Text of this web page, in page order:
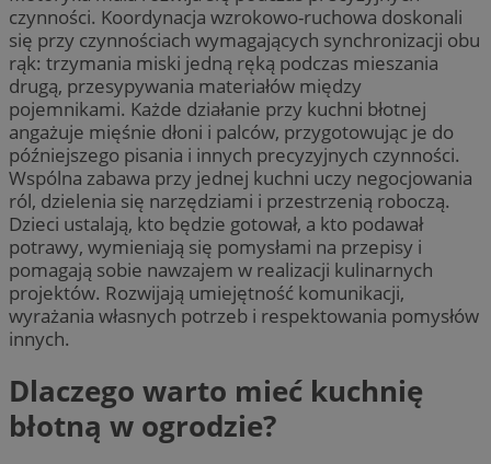
czynności. Koordynacja wzrokowo-ruchowa doskonali
się przy czynnościach wymagających synchronizacji obu
rąk: trzymania miski jedną ręką podczas mieszania
drugą, przesypywania materiałów między
pojemnikami. Każde działanie przy kuchni błotnej
angażuje mięśnie dłoni i palców, przygotowując je do
późniejszego pisania i innych precyzyjnych czynności.
Wspólna zabawa przy jednej kuchni uczy negocjowania
ról, dzielenia się narzędziami i przestrzenią roboczą.
Dzieci ustalają, kto będzie gotował, a kto podawał
potrawy, wymieniają się pomysłami na przepisy i
pomagają sobie nawzajem w realizacji kulinarnych
projektów. Rozwijają umiejętność komunikacji,
wyrażania własnych potrzeb i respektowania pomysłów
innych.
Dlaczego warto mieć kuchnię
błotną w ogrodzie?